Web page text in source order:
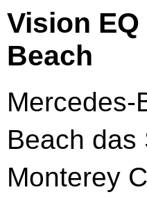
Vision
Beach
Mercedes-
Beach das
Monterey